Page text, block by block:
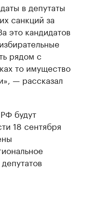
в депутаты
санкций за
это кандидатов
рядом с
то имущество
— рассказал
будут
18 сентября